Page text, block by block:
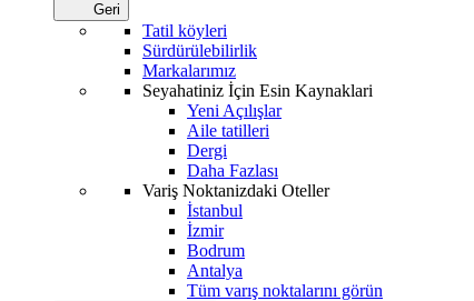
Geri
Tatil köyleri
Sürdürülebilirlik
Markalarımız
Seyahatiniz İçin Esin Kaynaklari
Yeni Açılışlar
Aile tatilleri
Dergi
Daha Fazlası
Variş Noktanizdaki Oteller
İstanbul
İzmir
Bodrum
Antalya
Tüm varış noktalarını görün